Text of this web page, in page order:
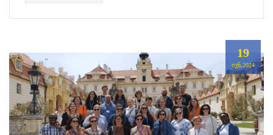
19
ᲘᲕᲜ,2024